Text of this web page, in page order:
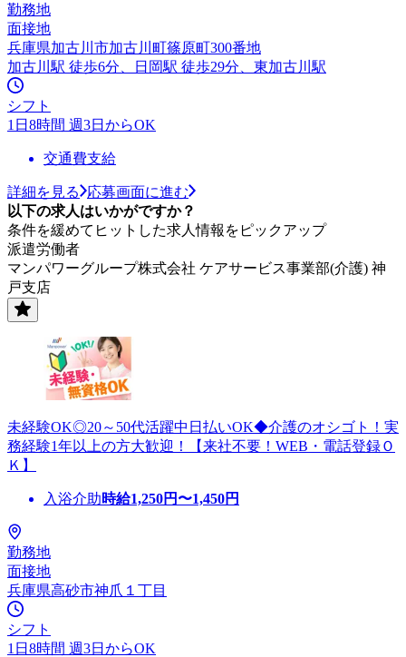
勤務地
面接地
兵庫県加古川市加古川町篠原町300番地
加古川駅 徒歩6分、日岡駅 徒歩29分、東加古川駅
シフト
1日8時間 週3日からOK
交通費支給
詳細を見る
応募画面に進む
以下の求人はいかがですか？
条件を緩めてヒットした求人情報をピックアップ
派遣労働者
マンパワーグループ株式会社 ケアサービス事業部(介護) 神
戸支店
未経験OK◎20～50代活躍中日払いOK◆介護のオシゴト！実
務経験1年以上の方大歓迎！【来社不要！WEB・電話登録Ｏ
Ｋ】
入浴介助時給1,250円〜1,450円
勤務地
面接地
兵庫県高砂市神爪１丁目
シフト
1日8時間 週3日からOK